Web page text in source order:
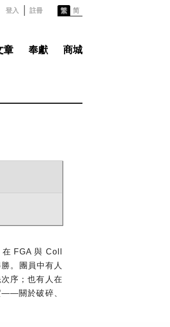
登入 註冊 繁 简
章 奉獻 商城
FGA 與 Coll
。團員中有人
序；也有人在
——關於破碎、